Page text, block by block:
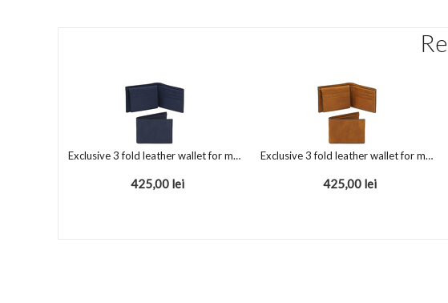
Exclusive 3 fold leather wallet for men Dark Blue
425,00 lei
Exclusive 3 fold leather wallet for men Natural
425,00 lei